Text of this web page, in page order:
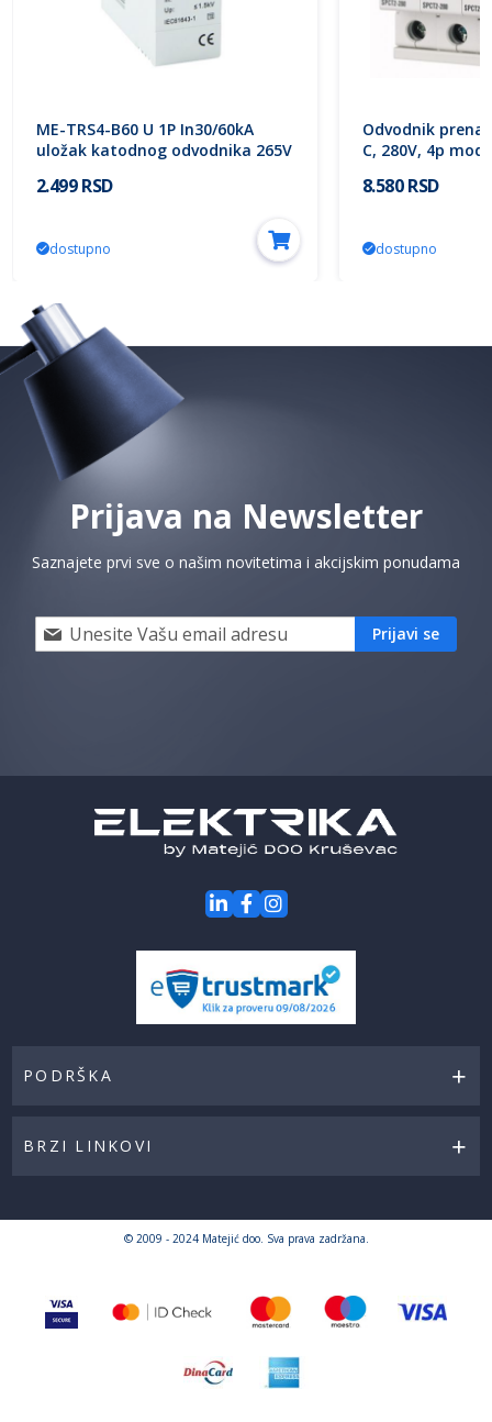
ME-TRS4-B60 U 1P In30/60kA
uložak katodnog odvodnika 265V
2.499 RSD
dostupno
Odvodnik
C, 280V, 4p
8.580 RSD
dostupno
Prijava na Newsletter
Saznajete prvi sve o našim novitetima i akcijskim ponudama
Prijavi
se
akcije
Prijavi se
PODRŠKA
BRZI LINKOVI
© 2009 - 2024 Matejić doo. Sva prava zadržana.